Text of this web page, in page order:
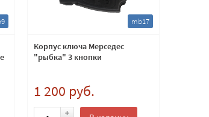
mb17
Корпус ключа Мерседес
"рыбка" 3 кнопки
1 200 руб.